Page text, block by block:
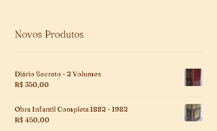
Novos Produtos
Diário Secreto - 2 Volumes
R$ 350,00
Obra Infantil Completa 1882 - 1982
R$ 450,00